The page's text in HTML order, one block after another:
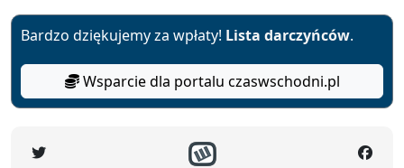
Bardzo dziękujemy za wpłaty! Lista darczyńców.
Wsparcie dla portalu czaswschodni.pl